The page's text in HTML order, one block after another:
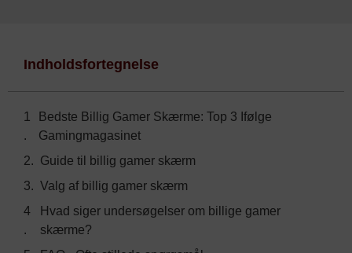
Indholdsfortegnelse
Bedste Billig Gamer Skærme: Top 3 Ifølge
Gamingmagasinet
Guide til billig gamer skærm
Valg af billig gamer skærm
Hvad siger undersøgelser om billige gamer
skærme?